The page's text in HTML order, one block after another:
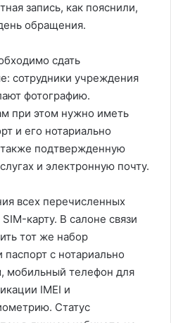
запись, как пояснили,
обращения.
сдать
сотрудники учреждения
фотографию.
при этом нужно иметь
и его нотариально
подтвержденную
и электронную почту.
всех перечисленных
карту. В салоне связи
тот же набор
с нотариально
мобильный телефон для
IMEI и
Статус